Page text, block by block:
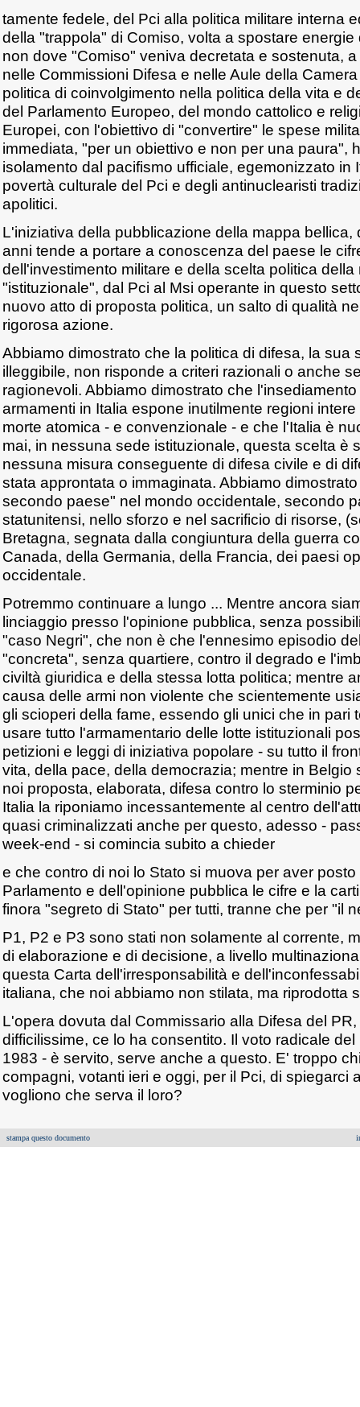
tamente fedele, del Pci alla politica militare interna
della "trappola" di Comiso, volta a spostare energie
non dove "Comiso" veniva decretata e sostenuta,
nelle Commissioni Difesa e nelle Aule della
politica di coinvolgimento nella politica della vita e
del Parlamento Europeo, del mondo cattolico e
Europei, con l'obiettivo di "convertire" le spese
immediata, "per un obiettivo e non per una paura",
isolamento dal pacifismo ufficiale, egemonizzato in
povertà culturale del Pci e degli antinuclearisti
apolitici.
L'iniziativa della pubblicazione della mappa bellica,
anni tende a portare a conoscenza del paese le
dell'investimento militare e della scelta politica
"istituzionale", dal Pci al Msi operante in questo
nuovo atto di proposta politica, un salto di qualità
rigorosa azione.
Abbiamo dimostrato che la politica di difesa, la sua
illeggibile, non risponde a criteri razionali o anche
ragionevoli. Abbiamo dimostrato che
armamenti in Italia espone inutilmente regioni
morte atomica - e convenzionale - e che l'Italia è
mai, in nessuna sede istituzionale, questa scelta è
nessuna misura conseguente di difesa civile e di
stata approntata o immaginata. Abbiamo
secondo paese" nel mondo occidentale, secondo
statunitensi, nello sforzo e nel sacrificio di risorse,
Bretagna, segnata dalla congiuntura della guerra
Canada, della Germania, della Francia, dei paesi
occidentale.
Potremmo continuare a lungo ... Mentre ancora
linciaggio presso l'opinione pubblica, senza
"caso Negri", che non è che l'ennesimo episodio
"concreta", senza quartiere, contro il degrado e
civiltà giuridica e della stessa lotta politica; mentre
causa delle armi non violente che scientemente
gli scioperi della fame, essendo gli unici che in pari
usare tutto l'armamentario delle lotte istituzionali
petizioni e leggi di iniziativa popolare - su tutto il
vita, della pace, della democrazia; mentre in Belgio
noi proposta, elaborata, difesa contro lo sterminio
Italia la riponiamo incessantemente al centro
quasi criminalizzati anche per questo, adesso -
week-end - si comincia subito a chieder
e che contro di noi lo Stato si muova per aver
Parlamento e dell'opinione pubblica le cifre e la
finora "segreto di Stato" per tutti, tranne che per "il
P1, P2 e P3 sono stati non solamente al corrente,
di elaborazione e di decisione, a livello
questa Carta dell'irresponsabilità e
italiana, che noi abbiamo non stilata, ma riprodotta
L'opera dovuta dal Commissario alla Difesa del
difficilissime, ce lo ha consentito. Il voto radicale
1983 - è servito, serve anche a questo. E' troppo
compagni, votanti ieri e oggi, per il Pci, di spiegarci
vogliono che serva il loro?
stampa questo documento